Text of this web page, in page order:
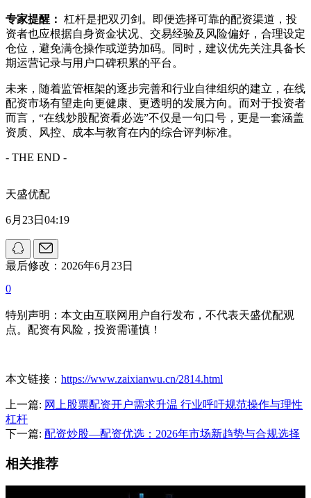
专家提醒： 杠杆是把双刃剑。即便选择可靠的配资渠道，投
资者也应根据自身资金状况、交易经验及风险偏好，合理设定
仓位，避免满仓操作或逆势加码。同时，建议优先关注具备长
期运营记录与用户口碑积累的平台。
未来，随着监管框架的逐步完善和行业自律组织的建立，在线
配资市场有望走向更健康、更透明的发展方向。而对于投资者
而言，“在线炒股配资看必选”不仅是一句口号，更是一套涵盖
资质、风控、成本与教育在内的综合评判标准。
- THE END -
天盛优配
6月23日04:19
最后修改：2026年6月23日
0
特别声明：本文由互联网用户自行发布，不代表天盛优配观
点。配资有风险，投资需谨慎！
本文链接： https://www.zaixianwu.cn/2814.html
上一篇: 网上股票配资开户需求升温 行业呼吁规范操作与理性
杠杆
下一篇: 配资炒股—配资优选：2026年市场新趋势与合规选择
相关推荐